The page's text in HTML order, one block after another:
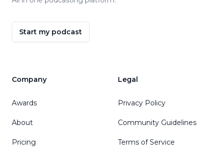
Start my podcast
Company
Awards
About
Pricing
Legal
Privacy Policy
Community Guidelines
Terms of Service